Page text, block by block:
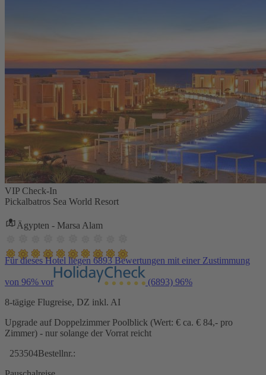
VIP Check-In
Pickalbatros Sea World Resort
Ägypten - Marsa Alam
Für dieses Hotel liegen 6893 Bewertungen mit einer Zustimmung
von 96% vor (6893) 96%
8-tägige Flugreise, DZ inkl. AI
Upgrade auf Doppelzimmer Poolblick (Wert: € ca. € 84,- pro
Zimmer) - nur solange der Vorrat reicht
253504Bestellnr.: